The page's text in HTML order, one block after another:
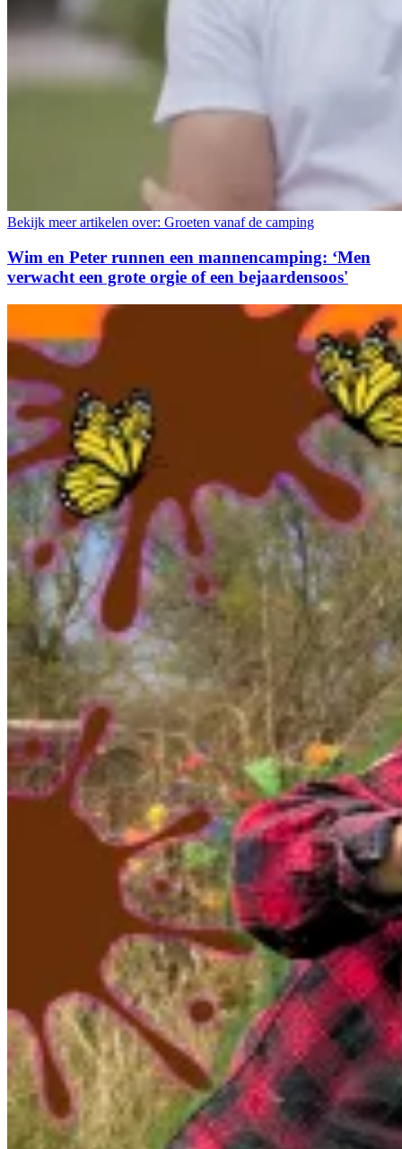
Bekijk meer artikelen over: Groeten vanaf de camping
Wim en Peter runnen een mannencamping: ‘Men
verwacht een grote orgie of een bejaardensoos'